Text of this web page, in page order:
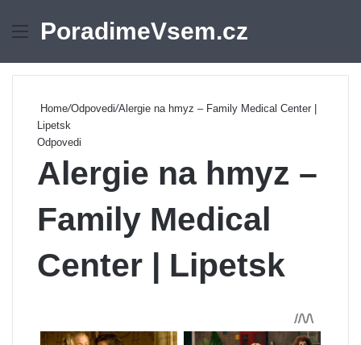
Menu
PoradimeVsem.cz
Home/Odpovedi/Alergie na hmyz – Family Medical Center |
Lipetsk
Odpovedi
Alergie na hmyz –
Family Medical
Center | Lipetsk